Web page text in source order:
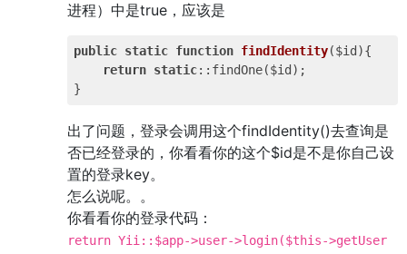
进程）中是true，应该是
public static function findIdentity($id){
return static::findOne($id);
出了问题，登录会调用这个findIdentity()去查询是
否已经登录的，你看看你的这个$id是不是你自己设
置的登录key。
怎么说呢。。
你看看你的登录代码：
return Yii::$app->user->login($this->getUser